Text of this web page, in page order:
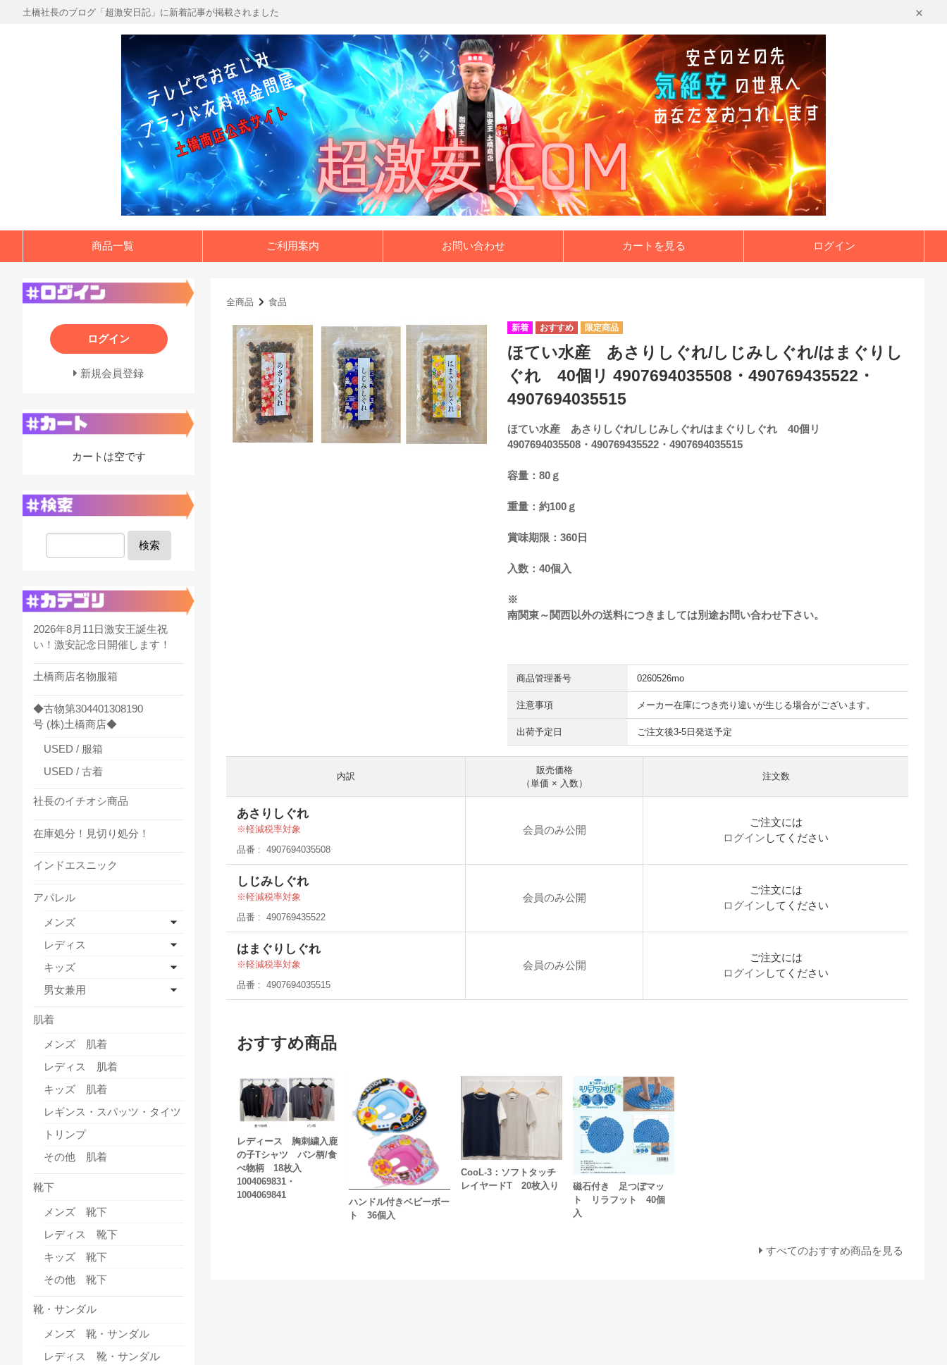
土橋社長のブログ「超激安日記」に新着記事が掲載されました
商品一覧 ご利用案内 お問い合わせ カートを見る ログイン
全商品 食品
ほてい水産 あさりしぐれ/しじみしぐれ/はまぐりし
ぐれ 40個リ 4907694035508・490769435522・
4907694035515
ほてい水産 あさりしぐれ/しじみしぐれ/はまぐりしぐれ 40個リ
4907694035508・490769435522・4907694035515
容量：80ｇ
重量：約100ｇ
賞味期限：360日
入数：40個入
※
南関東～関西以外の送料につきましては別途お問い合わせ下さい。
商品管理番号 0260526mo
注意事項 メーカー在庫につき売り違いが生じる場合がございます。
出荷予定日 ご注文後3-5日発送予定
内訳
販売価格
（単価 × 入数）
注文数
あさりしぐれ
軽減税率対象
品番
4907694035508
会員のみ公開
ご注文には
ログイン してください
しじみしぐれ
軽減税率対象
品番
490769435522
会員のみ公開
ご注文には
ログイン してください
はまぐりしぐれ
軽減税率対象
品番
4907694035515
会員のみ公開
ご注文には
ログイン してください
おすすめ商品
レディース 胸刺繍入鹿
の子Tシャツ パン柄/食
べ物柄 18枚入
1004069831・
1004069841
ハンドル付きベビーボー
ト 36個入
CooL-3：ソフトタッチ
レイヤードT 20枚入り
磁石付き 足つぼマッ
ト リラフット 40個
入
すべてのおすすめ商品を見る
ログイン
新規会員登録
カートは空です
検索
2026年8月11日激安王誕生祝
い！激安記念日開催します！
土橋商店名物服箱
◆古物第304401308190
号 (株)土橋商店◆
USED / 服箱
USED / 古着
社長のイチオシ商品
在庫処分！見切り処分！
インドエスニック
アパレル
メンズ
レディス
キッズ
男女兼用
肌着
メンズ 肌着
レディス 肌着
キッズ 肌着
レギンス・スパッツ・タイツ
トリンプ
その他 肌着
靴下
メンズ 靴下
レディス 靴下
キッズ 靴下
その他 靴下
靴・サンダル
メンズ 靴・サンダル
レディス 靴・サンダル